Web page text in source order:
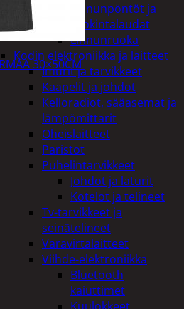
Linnunpöntöt ja
ruokintalaudat
Linnunruoka
Kodin elektroniikka ja laitteet
Imurit ja tarvikkeet
Kaapelit ja johdot
Kelloradiot, sääasemat ja
lämpömittarit
Oheislaitteet
Paristot
Puhelintarvikkeet
Johdot ja laturit
Kotelot ja telineet
Tv-tarvikkeet ja
seinätelineet
Varavirtalaitteet
Viihde-elektroniikka
Bluetooth
kaiuttimet
30×50CM